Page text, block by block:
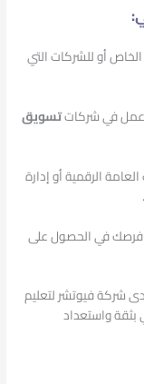
أو للشركات التي
عمل في شركاتتسويق
الرقمية أو إدارة
فرصك في الحصول على
شركة فيوتشر لتعليم
واستعداد